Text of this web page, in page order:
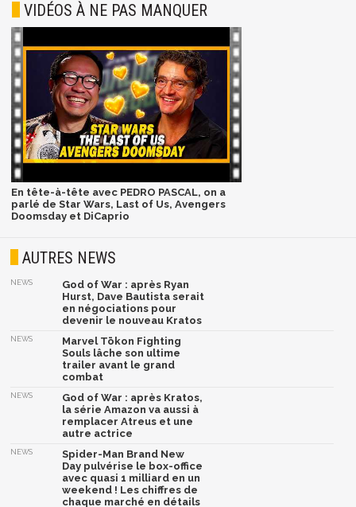
VIDÉOS À NE PAS MANQUER
En tête-à-tête avec PEDRO PASCAL, on a
parlé de Star Wars, Last of Us, Avengers
Doomsday et DiCaprio
AUTRES NEWS
NEWS
God of War : après Ryan
Hurst, Dave Bautista serait
en négociations pour
devenir le nouveau Kratos
NEWS
Marvel Tōkon Fighting
Souls lâche son ultime
trailer avant le grand
combat
NEWS
God of War : après Kratos,
la série Amazon va aussi à
remplacer Atreus et une
autre actrice
NEWS
Spider-Man Brand New
Day pulvérise le box-office
avec quasi 1 milliard en un
weekend ! Les chiffres de
chaque marché en détails